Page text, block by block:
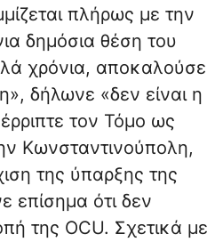
πλήρως με την
δημόσια θέση του
χρόνια, αποκαλούσε
δήλωνε «δεν είναι η
τον Τόμο ως
Κωνσταντινούπολη,
της ύπαρξης της
επίσημα ότι δεν
της OCU. Σχετικά με